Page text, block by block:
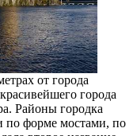
от города
города
Районы городка
по форме мостами, по